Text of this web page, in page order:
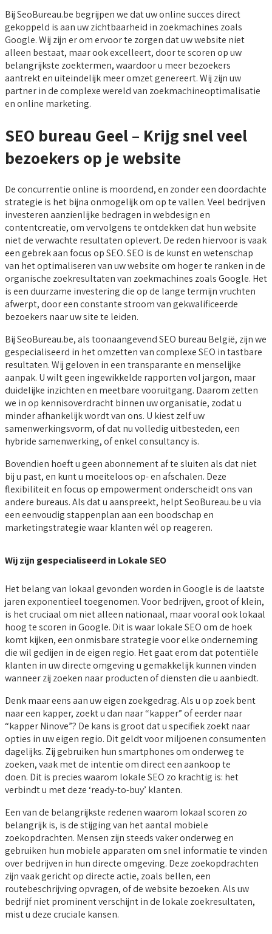
Bij SeoBureau.be begrijpen we dat uw online succes direct
gekoppeld is aan uw zichtbaarheid in zoekmachines zoals
Google. Wij zijn er om ervoor te zorgen dat uw website niet
alleen bestaat, maar ook excelleert, door te scoren op uw
belangrijkste zoektermen, waardoor u meer bezoekers
aantrekt en uiteindelijk meer omzet genereert. Wij zijn uw
partner in de complexe wereld van zoekmachineoptimalisatie
en online marketing.
SEO bureau Geel – Krijg snel veel
bezoekers op je website
De concurrentie online is moordend, en zonder een doordachte
strategie is het bijna onmogelijk om op te vallen. Veel bedrijven
investeren aanzienlijke bedragen in webdesign en
contentcreatie, om vervolgens te ontdekken dat hun website
niet de verwachte resultaten oplevert. De reden hiervoor is vaak
een gebrek aan focus op SEO. SEO is de kunst en wetenschap
van het optimaliseren van uw website om hoger te ranken in de
organische zoekresultaten van zoekmachines zoals Google. Het
is een duurzame investering die op de lange termijn vruchten
afwerpt, door een constante stroom van gekwalificeerde
bezoekers naar uw site te leiden.
Bij SeoBureau.be, als toonaangevend SEO bureau België, zijn we
gespecialiseerd in het omzetten van complexe SEO in tastbare
resultaten. Wij geloven in een transparante en menselijke
aanpak. U wilt geen ingewikkelde rapporten vol jargon, maar
duidelijke inzichten en meetbare vooruitgang. Daarom zetten
we in op kennisoverdracht binnen uw organisatie, zodat u
minder afhankelijk wordt van ons. U kiest zelf uw
samenwerkingsvorm, of dat nu volledig uitbesteden, een
hybride samenwerking, of enkel consultancy is.
Bovendien hoeft u geen abonnement af te sluiten als dat niet
bij u past, en kunt u moeiteloos op- en afschalen. Deze
flexibiliteit en focus op empowerment onderscheidt ons van
andere bureaus. Als dat u aanspreekt, helpt SeoBureau.be u via
een eenvoudig stappenplan aan een boodschap en
marketingstrategie waar klanten wél op reageren.
Wij zijn gespecialiseerd in Lokale SEO
Het belang van lokaal gevonden worden in Google is de laatste
jaren exponentieel toegenomen. Voor bedrijven, groot of klein,
is het cruciaal om niet alleen nationaal, maar vooral ook lokaal
hoog te scoren in Google. Dit is waar lokale SEO om de hoek
komt kijken, een onmisbare strategie voor elke onderneming
die wil gedijen in de eigen regio. Het gaat erom dat potentiële
klanten in uw directe omgeving u gemakkelijk kunnen vinden
wanneer zij zoeken naar producten of diensten die u aanbiedt.
Denk maar eens aan uw eigen zoekgedrag. Als u op zoek bent
naar een kapper, zoekt u dan naar “kapper” of eerder naar
“kapper Ninove”? De kans is groot dat u specifiek zoekt naar
opties in uw eigen regio. Dit geldt voor miljoenen consumenten
dagelijks. Zij gebruiken hun smartphones om onderweg te
zoeken, vaak met de intentie om direct een aankoop te
doen. Dit is precies waarom lokale SEO zo krachtig is: het
verbindt u met deze ‘ready-to-buy’ klanten.
Een van de belangrijkste redenen waarom lokaal scoren zo
belangrijk is, is de stijging van het aantal mobiele
zoekopdrachten. Mensen zijn steeds vaker onderweg en
gebruiken hun mobiele apparaten om snel informatie te vinden
over bedrijven in hun directe omgeving. Deze zoekopdrachten
zijn vaak gericht op directe actie, zoals bellen, een
routebeschrijving opvragen, of de website bezoeken. Als uw
bedrijf niet prominent verschijnt in de lokale zoekresultaten,
mist u deze cruciale kansen.